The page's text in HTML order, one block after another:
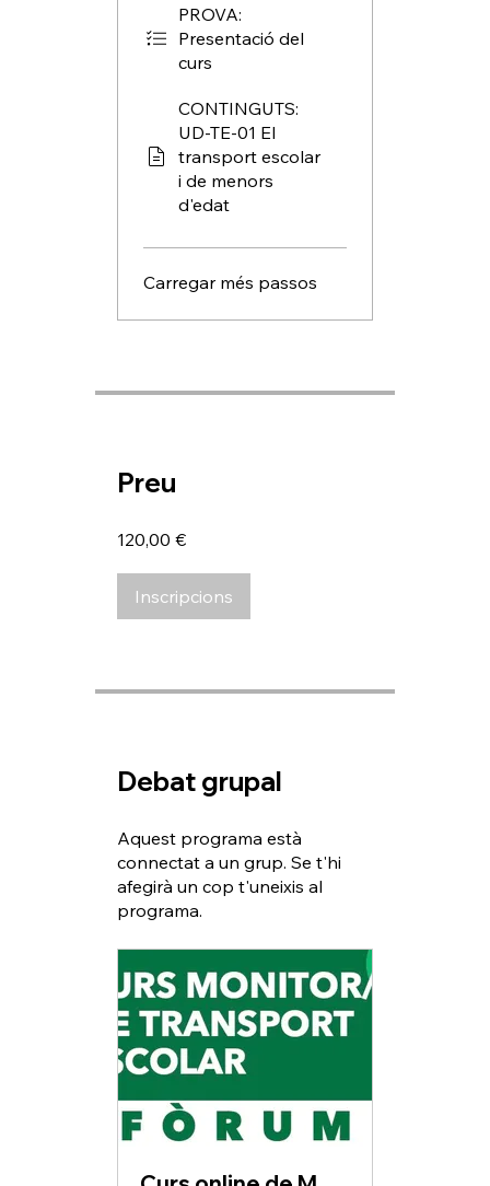
PROVA:
Presentació del
curs
CONTINGUTS:
UD-TE-01 El
transport escolar
i de menors
d'edat
Carregar més passos
Preu
120,00 €
Inscripcions
Debat grupal
Aquest programa està
connectat a un grup. Se t'hi
afegirà un cop t'uneixis al
programa.